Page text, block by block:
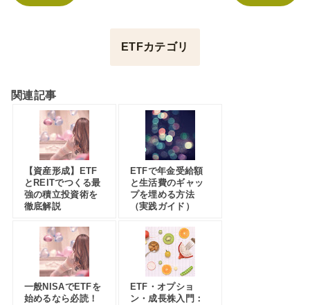
ETFカテゴリ
関連記事
【資産形成】ETF
とREITでつくる最
強の積立投資術を
徹底解説
ETFで年金受給額
と生活費のギャッ
プを埋める方法
（実践ガイド）
一般NISAでETFを
始めるなら必読！
ETF・オプショ
ン・成長株入門：